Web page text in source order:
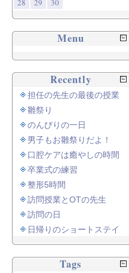
28
29 30
Menu
Recently
担任の先生の最後の授業
雛祭り
のんびりの一日
男子もお雛祭りだよ！
口腔ケアは癒やしの時間
卒業式の練習
整形5時間
訪問授業とOTの先生
訪問の日
日帰りのショートステイ
Tags